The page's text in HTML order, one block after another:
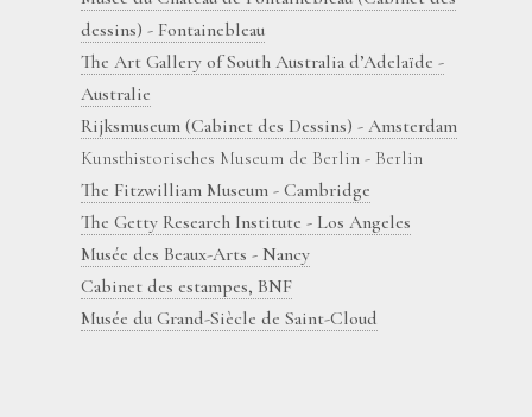
dessins) - Fontainebleau
The Art Gallery of South Australia d’Adelaïde -
Australie
Rijksmuseum (Cabinet des Dessins) - Amsterdam
Kunsthistorisches Museum de Berlin - Berlin
The Fitzwilliam Museum - Cambridge
The Getty Research Institute - Los Angeles
Musée des Beaux-Arts - Nancy
Cabinet des estampes, BNF
Musée du Grand-Siècle de Saint-Cloud